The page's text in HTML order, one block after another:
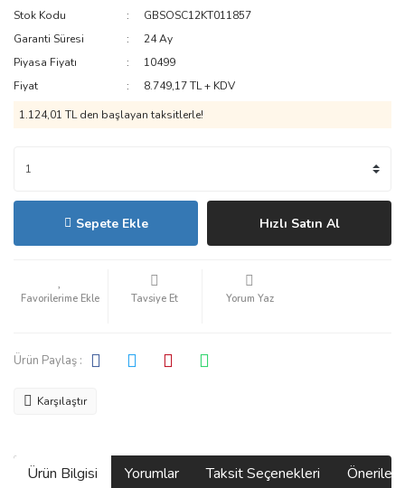
Stok Kodu
GBSOSC12KT011857
Garanti Süresi
24 Ay
Piyasa Fiyatı
10499
Fiyat
8.749,17 TL + KDV
1.124,01 TL den başlayan taksitlerle!
Sepete Ekle Hızlı Satın Al
Tavsiye Et Yorum Yaz
Ürün Paylaş :
Karşılaştır
Ürün Bilgisi Yorumlar Taksit Seçenekleri